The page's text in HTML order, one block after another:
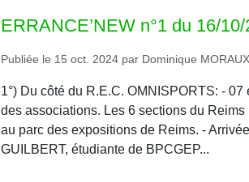
ERRANCE’NEW n°1 du 16/10/
Publiée le 15 oct. 2024par Dominique MORAUX
1°) Du côté du R.E.C. OMNISPORTS: -
des associations. Les 6 sections du
au parc des expositions de Reims. -
GUILBERT, étudiante de BPCGEP...